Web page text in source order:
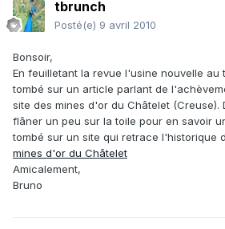
tbrunch
Posté(e) 9 avril 2010
Bonsoir,
En feuilletant la revue l'usine nouvelle au
tombé sur un article parlant de
site des mines d'or du Châtelet (Creuse).
flâner un peu sur la toile pour en savoir
tombé sur un site qui retrace l'historique
mines d'or du Châtelet
Amicalement,
Bruno